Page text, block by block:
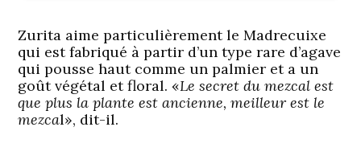
Zurita aime particulièrement le Madrecuixe
qui est fabriqué à partir d’un type rare d’agave
qui pousse haut comme un palmier et a un
goût végétal et floral. «Le secret du mezcal est
que plus la plante est ancienne, meilleur est le
mezcal», dit-il.